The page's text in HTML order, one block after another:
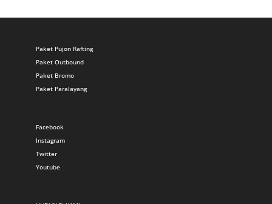
Paket Pujon Rafting
Paket Outbound
Paket Bromo
Paket Paralayang
Facebook
Instagram
Twitter
Youtube